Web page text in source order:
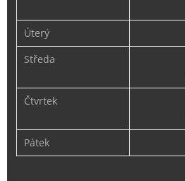
Úterý
Středa
Čtvrtek
Pátek